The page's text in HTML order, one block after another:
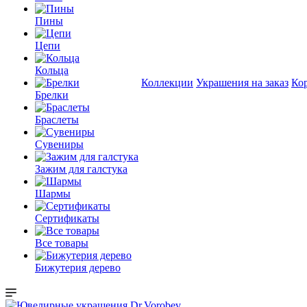
Пины
Цепи
Кольца
Брелки
Браслеты
Сувениры
Зажим для галстука
Шармы
Сертификаты
Все товары
Бижутерия дерево
Коллекции Украшения на заказ